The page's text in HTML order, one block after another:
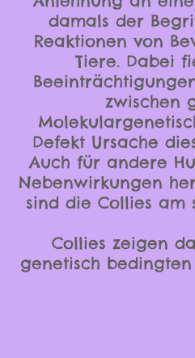
damals der
Reaktionen von
Tiere. Dabei
zwischen
Defekt Ursache
Auch für andere
Nebenwirkungen
sind die Collies am
Collies zeigen
genetisch